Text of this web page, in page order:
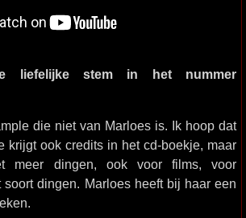
liefelijke stem in het nummer
die niet van Marloes is. Ik hoop dat
krijgt ook credits in het cd-boekje, maar
meer dingen, ook voor films, voor
soort dingen. Marloes heeft bij haar een